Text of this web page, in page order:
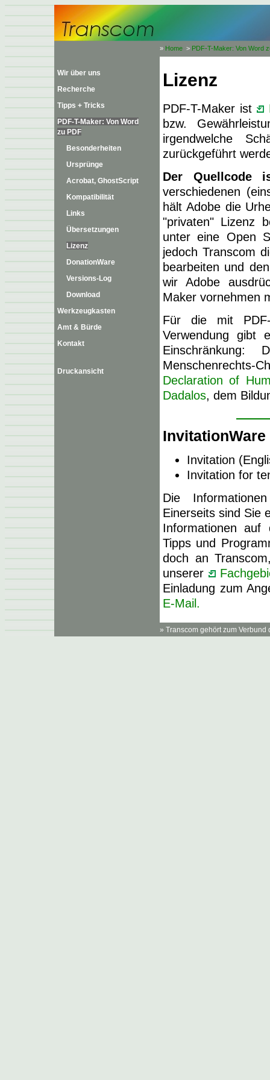
» Home > PDF-T-Maker: Von Word
Wir über uns
Recherche
Tipps + Tricks
PDF-T-Maker: Von Word
zu PDF
Besonderheiten
Ursprünge
Acrobat, GhostScript
Kompatibilität
Links
Übersetzungen
Lizenz
DonationWare
Versions-Log
Download
Werkzeugkasten
Amt & Bürde
Kontakt
Druckansicht
Lizenz
PDF-T-Maker ist
bzw.
irgendwelche
zurückgeführt
Der Quellcode
verschiedenen
hält Adobe die
"privaten" Lizenz
unter eine Open
jedoch Transcom
bearbeiten und
wir Adobe
Maker vornehmen
Für die mit PDF-
Verwendung gibt
Declaration of
Dadalos, dem
InvitationWare
Invitation
Invitation for
Die
Einerseits sind Sie
Informationen
Tipps und
doch an
unserer
Einladung zum
E-Mail.
» Transcom gehört zum Verbund